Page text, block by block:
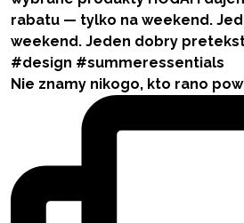
Nie znamy nikogo, kto rano